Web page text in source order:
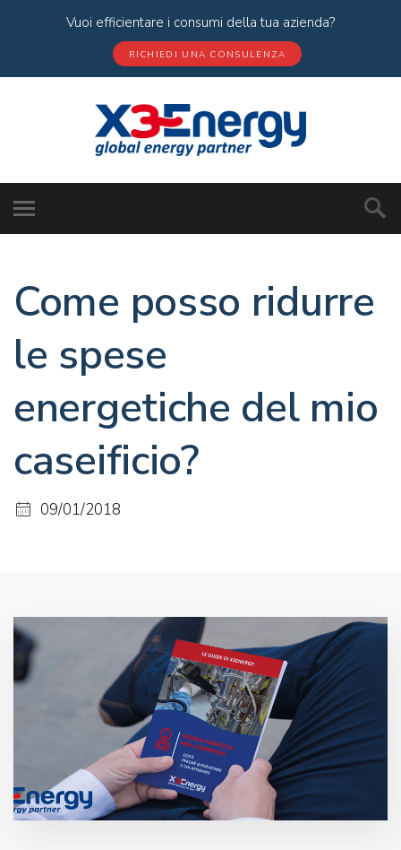
Vuoi efficientare i consumi della tua azienda?
RICHIEDI UNA CONSULENZA
Come posso ridurre
le spese
energetiche del mio
caseificio?
09/01/2018